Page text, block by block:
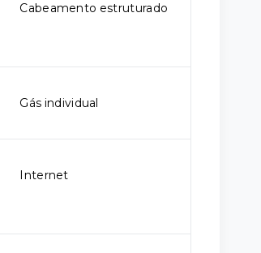
Cabeamento estruturado
Gás individual
Internet